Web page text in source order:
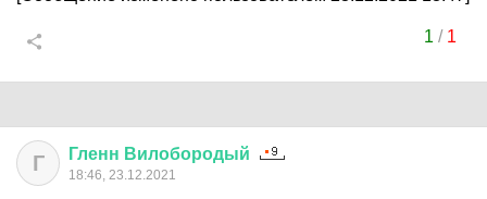
1 / 1
Г Гленн Вилобородый
18:46, 23.12.2021